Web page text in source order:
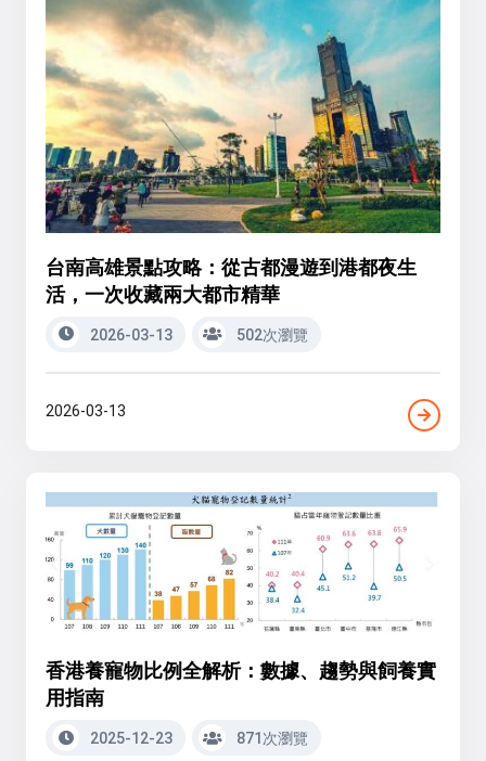
台南高雄景點攻略：從古都漫遊到港都夜生
活，一次收藏兩大都市精華
2026-03-13 502次瀏覽
2026-03-13
香港養寵物比例全解析：數據、趨勢與飼養實
用指南
2025-12-23 871次瀏覽